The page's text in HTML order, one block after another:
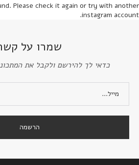
Please check it again or try with another
instagram account.
שמרו על
כדאי לך להירשם ולקבל את